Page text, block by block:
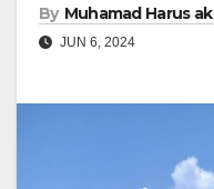
By Muhamad Harus ak
JUN 6, 2024